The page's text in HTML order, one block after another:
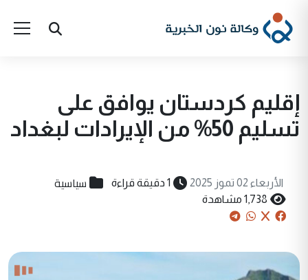
إقليم كردستان يوافق على
تسليم 50% من الإيرادات لبغداد
الأربعاء 02 تموز 2025 1 دقيقة قراءة سياسية
1,738 مشاهدة